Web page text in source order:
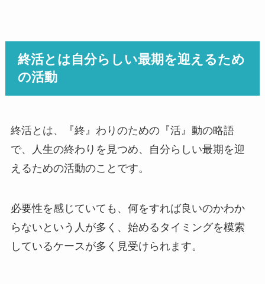
終活とは自分らしい最期を迎えるため
の活動
終活とは、『終』わりのための『活』動の略語
で、人生の終わりを見つめ、自分らしい最期を迎
えるための活動のことです。
必要性を感じていても、何をすれば良いのかわか
らないという人が多く、始めるタイミングを模索
しているケースが多く見受けられます。